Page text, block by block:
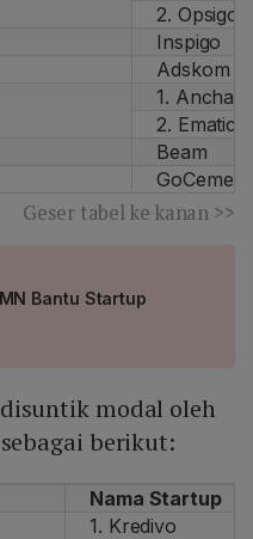
2. Opsigo
Inspigo
Adskom
1.
2. Ematic
Beam
GoCement
Geser tabel ke kanan >>
Bantu Startup
modal oleh
berikut:
Nama Startup
1. Kredivo